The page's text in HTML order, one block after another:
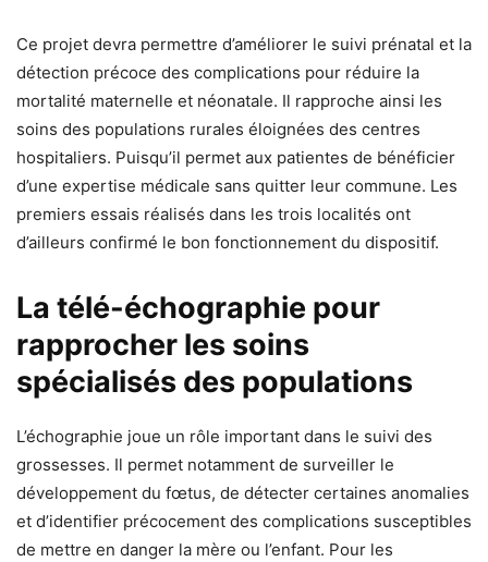
Ce projet devra permettre d’améliorer le suivi prénatal et la
détection précoce des complications pour réduire la
mortalité maternelle et néonatale. Il rapproche ainsi les
soins des populations rurales éloignées des centres
hospitaliers. Puisqu’il permet aux patientes de bénéficier
d’une expertise médicale sans quitter leur commune. Les
premiers essais réalisés dans les trois localités ont
d’ailleurs confirmé le bon fonctionnement du dispositif.
La télé-échographie pour
rapprocher les soins
spécialisés des populations
L’échographie joue un rôle important dans le suivi des
grossesses. Il permet notamment de surveiller le
développement du fœtus, de détecter certaines anomalies
et d’identifier précocement des complications susceptibles
de mettre en danger la mère ou l’enfant. Pour les